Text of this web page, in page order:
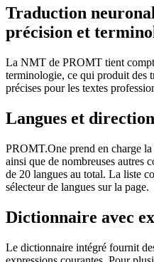
Traduction
précision et
La NMT de PROMT tient
terminologie, ce qui produit des
précises pour les textes
Langues et
PROMT.One prend en charge
ainsi que de nombreuses autres
de 20 langues au total. La liste
sélecteur de langues sur la page.
Dictionnaire avec
Le dictionnaire intégré fournit